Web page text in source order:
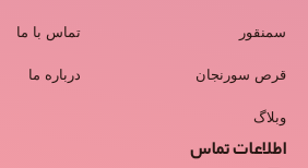
سمنقور
قرص سورنجان
وبلاگ
تماس با ما
درباره ما
اطلاعات تماس